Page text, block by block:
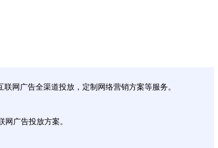
网广告全渠道投放，定制网络营销方案等服务。
广告投放方案。